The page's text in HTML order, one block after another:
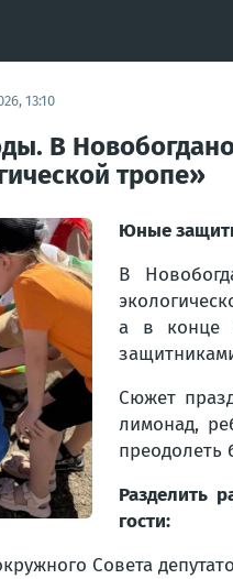
13:10
В
тропе»
Юные
В
а в конце
Сюжет
лимонад,
преодолеть
Разделить
гости:
Совета